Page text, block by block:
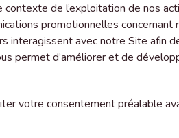
de l’exploitation de nos
promotionnelles
interagissent avec notre Site afin
permet d’améliorer et de
votre consentement préalable